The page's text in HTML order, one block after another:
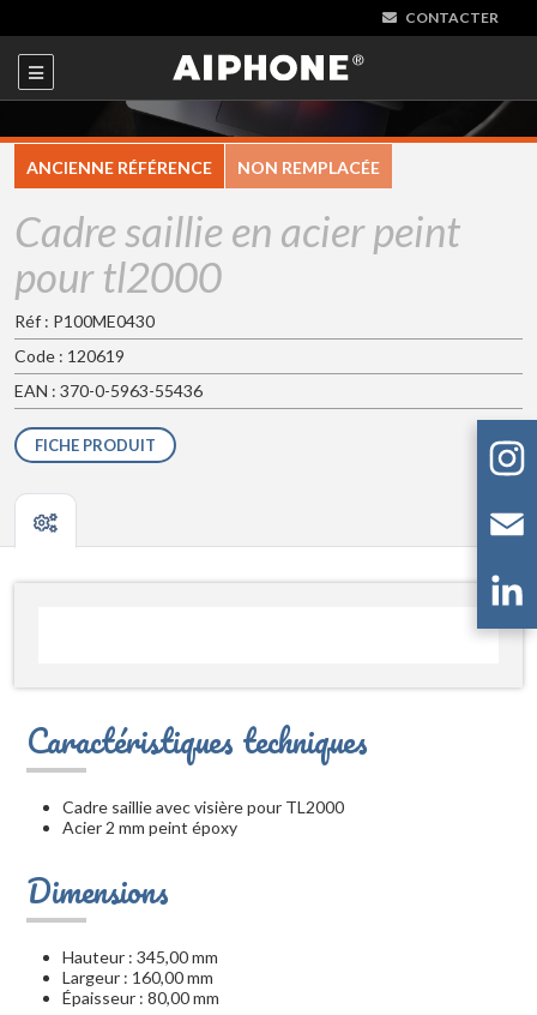
CONTACTER
ANCIENNE RÉFÉRENCE NON REMPLACÉE
Cadre saillie en acier peint
pour tl2000
Réf : P100ME0430
Code : 120619
EAN : 370-0-5963-55436
FICHE PRODUIT
Caractéristiques techniques
Cadre saillie avec visière pour TL2000
Acier 2 mm peint époxy
Dimensions
Hauteur : 345,00 mm
Largeur : 160,00 mm
Épaisseur : 80,00 mm